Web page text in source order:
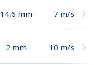
14,6 mm 7 m/s
2 mm 10 m/s